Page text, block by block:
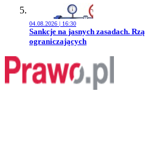
04.08.2026 | 16:30
Przejdź do artykułu:
Sankcje na jasnych zasadach.
ograniczających